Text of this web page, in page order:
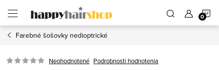
obsah
Farebné šošovky nedioptrické
Neohodnotené Podrobnosti hodnotenia